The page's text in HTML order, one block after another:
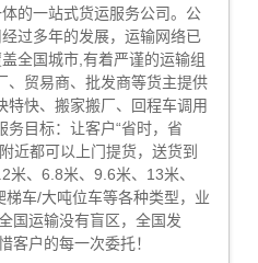
的一站式货运服务公司。公
经过多年的发展，运输网络已
全国城市,有着严谨的运输组
、贸易商、批发商等货主提供
特快、搬家搬厂、回程车调用
目标：让客户“省时，省
近都可以上门提货，送货到
米、6.8米、9.6米、13米、
车/大吨位车等各种类型，业
国运输没有盲区，全国发
客户的每一次委托！